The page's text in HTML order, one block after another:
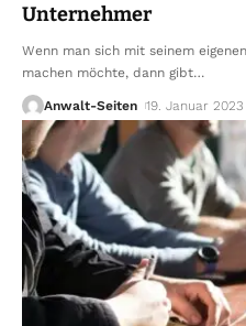
Unternehmer
Wenn man sich mit seinem
machen möchte, dann gibt…
Anwalt-Seiten 19. Januar 2023